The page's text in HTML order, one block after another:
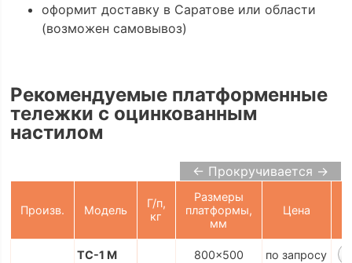
оформит доставку в Саратове или области
(возможен самовывоз)
Рекомендуемые платформенные
тележки с оцинкованным
настилом
← Прокручивается →
Произв. Модель
Г/п,
кг
Размеры
платформы,
мм
Цена
ТС-1 М 800x500 по запросу